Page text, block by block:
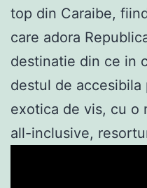
top din Caraibe,
care adora
destinatie din ce in
destul de
exotica de vis, cu o
all-inclusive,